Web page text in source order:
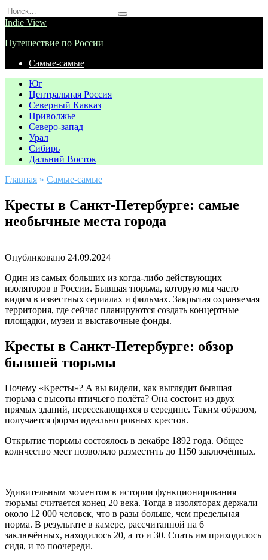
Перейти
к
Search
for:
Indie View
Путешествие по России
Самые-самые
Юг
Центральная Россия
Северный Кавказ
Приволжье
Северо-запад
Урал
Сибирь
Дальний Восток
Главная » Самые-самые
Кресты в Санкт-Петербурге: самые
необычные места города
Опубликовано 24.09.2024
Один из самых больших из когда-либо действующих
изоляторов в России. Бывшая тюрьма, которую мы часто
видим в известных сериалах и фильмах. Закрытая охраняемая
территория, где сейчас планируются создать концертные
площадки, музеи и выставочные фонды.
Кресты в Санкт-Петербурге: обзор
бывшей тюрьмы
Почему «Кресты»? А вы видели, как выглядит бывшая
тюрьма с высоты птичьего полёта? Она состоит из двух
прямых зданий, пересекающихся в середине. Таким образом,
получается форма идеально ровных крестов.
Открытие тюрьмы состоялось в декабре 1892 года. Общее
количество мест позволяло разместить до 1150 заключённых.
Удивительным моментом в истории функционирования
тюрьмы считается конец 20 века. Тогда в изоляторах держали
около 12 000 человек, что в разы больше, чем предельная
норма. В результате в камере, рассчитанной на 6
заключённых, находилось 20, а то и 30. Спать им приходилось
сидя, и то поочереди.